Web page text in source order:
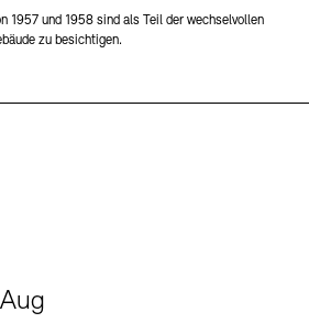
1957 und 1958 sind als Teil der wechselvollen
zu besichtigen.